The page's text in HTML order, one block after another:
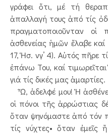
γράφει ὅτι, μέ τή
ἀπαλλαγή τους ἀπό τίς
πραγματοποιοῦνταν οἱ
ἀσθενείας ἡμῶν ἔλαβε
17, Ἡσ. νγ’ 4). Αὐτός πῆρε
ἐπάνω Του, καί
γιά τίς δικές μας ἁμαρτίες.
Ὦ, ἀδελφέ μου! Ἡ
οἱ πόνοι τῆς ἀρρώστιας
ὅταν ψηνόμαστε ἀπό τόν
τίς νύχτες• ὅταν